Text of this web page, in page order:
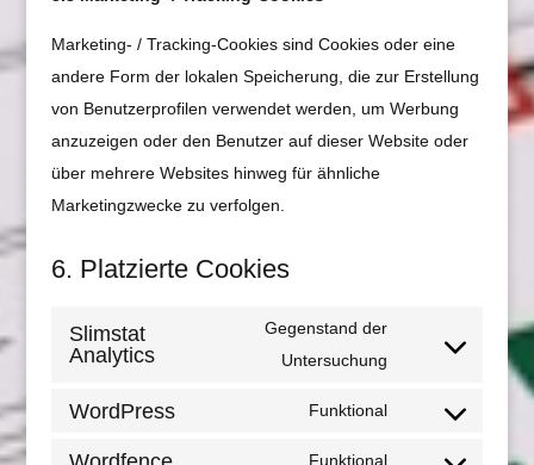
Marketing- / Tracking-Cookies sind Cookies oder eine
andere Form der lokalen Speicherung, die zur Erstellung
von Benutzerprofilen verwendet werden, um Werbung
anzuzeigen oder den Benutzer auf dieser Website oder
über mehrere Websites hinweg für ähnliche
Marketingzwecke zu verfolgen.
6. Platzierte Cookies
Slimstat
Analytics
Gegenstand der
Untersuchung
Consent
service
slimstat-
WordPress Funktional
Consent
Funktional